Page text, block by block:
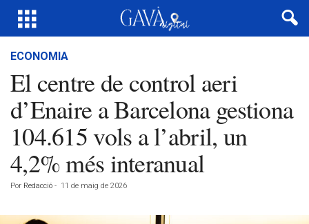
ECONOMIA
El centre de control aeri
d’Enaire a Barcelona gestiona
104.615 vols a l’abril, un
4,2% més interanual
Por Redacció - 11 de maig de 2026